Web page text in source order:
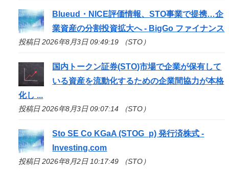
Blueud・NICE評価情報、STO事業で提携…企
業資産の分割投資拡大へ - BigGo ファイナンス
投稿日 2026年8月3日 09:49:19 （STO）
国内トークン証券(STO)市場で企業が保有して
いる資産を流動化するための企業間協力が本格
化し ...
投稿日 2026年8月3日 09:07:14 （STO）
Sto SE Co KGaA (STOG_p) 発行済株式 -
Investing.com
投稿日 2026年8月2日 10:17:49 （STO）